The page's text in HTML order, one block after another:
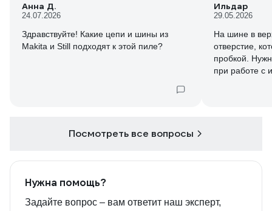
Анна Д.
24.07.2026
Здравствуйте! Какие цепи и шины из
Makita и Still подходят к этой пиле?
Ильдар
29.05.2026
На шине в
отверстие,
пробкой.
при работе с
Посмотреть все вопросы
Нужна помощь?
Задайте вопрос – вам ответит наш эксперт,